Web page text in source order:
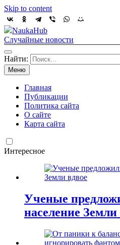
Skip to content
NaukaHub
Случайные новости
Найти:
Меню
Главная
Публикации
Политика сайта
О сайте
Карта сайта
Интересное
Ученые
население Земли